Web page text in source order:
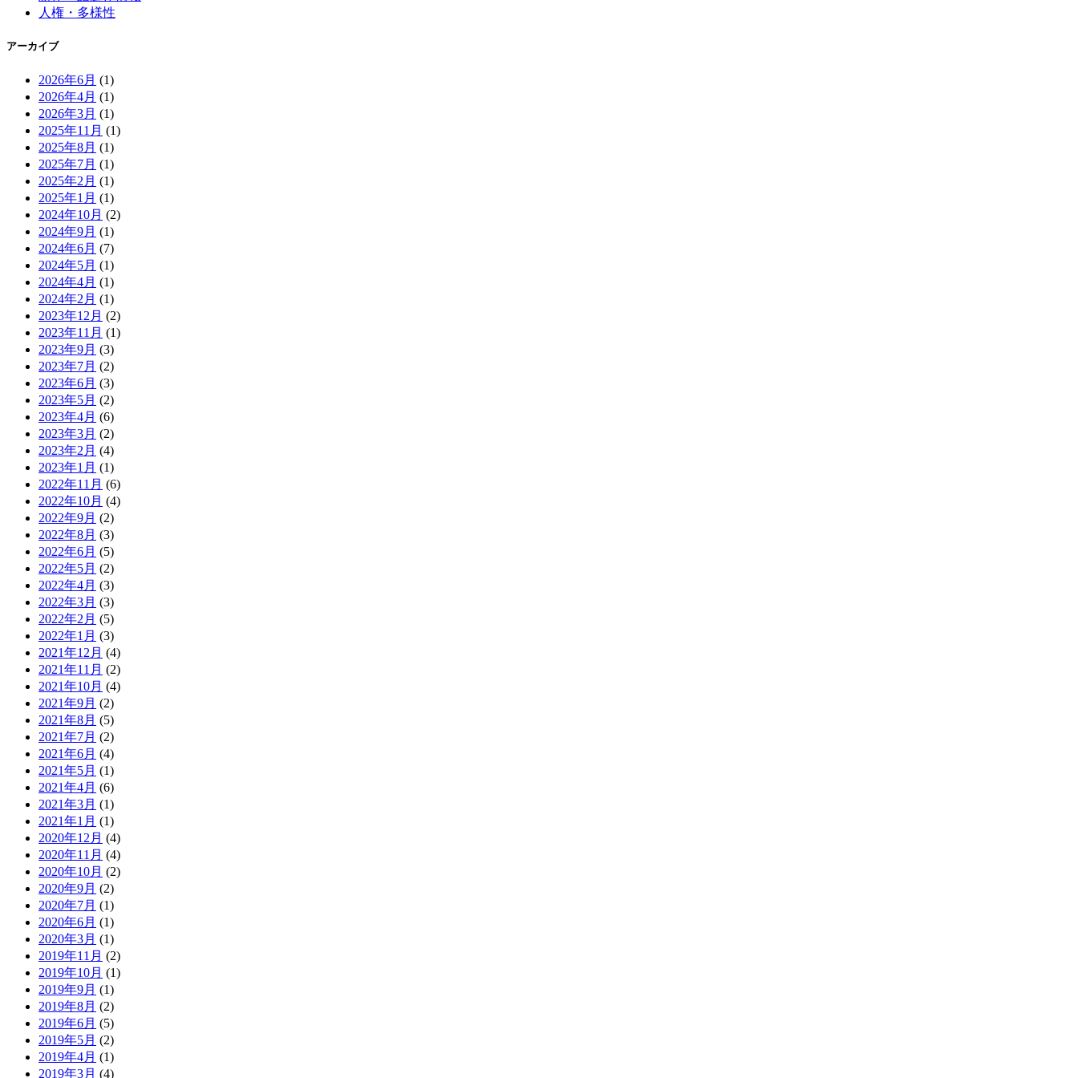
人権・多様性
アーカイブ
2026年6月 (1)
2026年4月 (1)
2026年3月 (1)
2025年11月 (1)
2025年8月 (1)
2025年7月 (1)
2025年2月 (1)
2025年1月 (1)
2024年10月 (2)
2024年9月 (1)
2024年6月 (7)
2024年5月 (1)
2024年4月 (1)
2024年2月 (1)
2023年12月 (2)
2023年11月 (1)
2023年9月 (3)
2023年7月 (2)
2023年6月 (3)
2023年5月 (2)
2023年4月 (6)
2023年3月 (2)
2023年2月 (4)
2023年1月 (1)
2022年11月 (6)
2022年10月 (4)
2022年9月 (2)
2022年8月 (3)
2022年6月 (5)
2022年5月 (2)
2022年4月 (3)
2022年3月 (3)
2022年2月 (5)
2022年1月 (3)
2021年12月 (4)
2021年11月 (2)
2021年10月 (4)
2021年9月 (2)
2021年8月 (5)
2021年7月 (2)
2021年6月 (4)
2021年5月 (1)
2021年4月 (6)
2021年3月 (1)
2021年1月 (1)
2020年12月 (4)
2020年11月 (4)
2020年10月 (2)
2020年9月 (2)
2020年7月 (1)
2020年6月 (1)
2020年3月 (1)
2019年11月 (2)
2019年10月 (1)
2019年9月 (1)
2019年8月 (2)
2019年6月 (5)
2019年5月 (2)
2019年4月 (1)
2019年3月 (4)